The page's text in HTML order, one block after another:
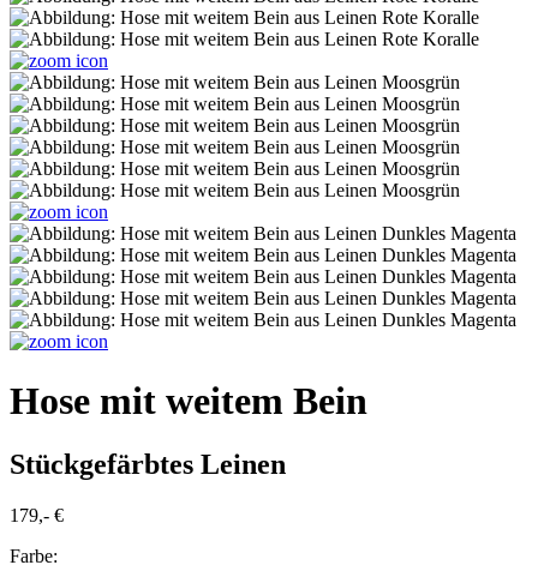
Hose mit weitem Bein
Stückgefärbtes Leinen
179,- €
Farbe: